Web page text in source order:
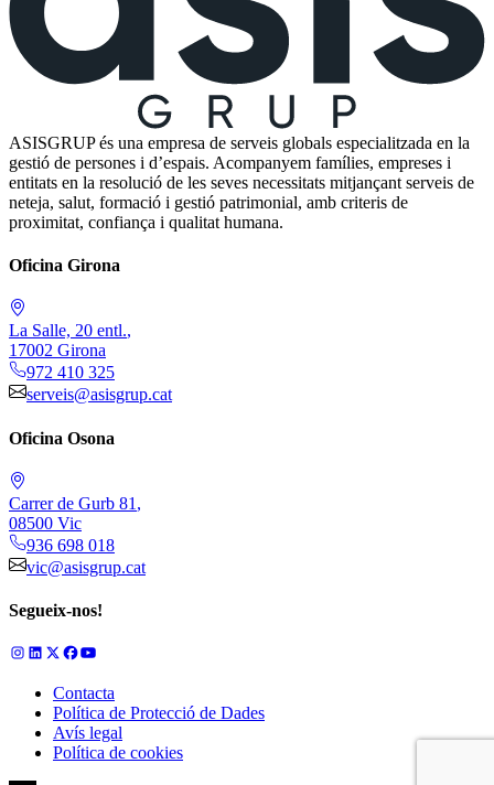
ASISGRUP és una empresa de serveis globals especialitzada en la
gestió de persones i d’espais. Acompanyem famílies, empreses i
entitats en la resolució de les seves necessitats mitjançant serveis de
neteja, salut, formació i gestió patrimonial, amb criteris de
proximitat, confiança i qualitat humana.
Oficina Girona
La Salle, 20 entl.,
17002 Girona
972 410 325
serveis@asisgrup.cat
Oficina Osona
Carrer de Gurb 81 ,
08500 Vic
936 698 018
vic@asisgrup.cat
Segueix-nos!
Contacta
Política de Protecció de Dades
Avís legal
Política de cookies